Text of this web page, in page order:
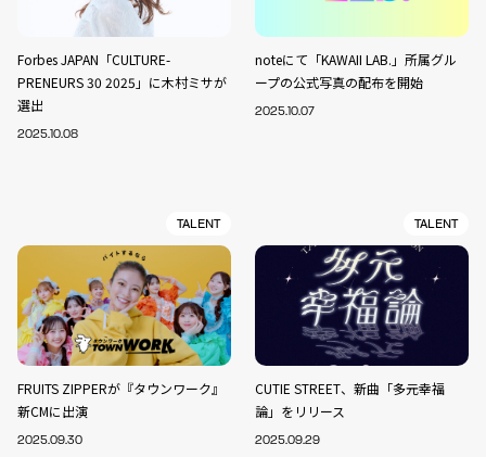
Forbes JAPAN「CULTURE-
PRENEURS 30 2025」に木村ミサが
選出
2025.10.08
noteにて「KAWAII LAB.」所属グル
ープの公式写真の配布を開始
2025.10.07
TALENT
FRUITS ZIPPERが『タウンワーク』
新CMに出演
2025.09.30
TALENT
CUTIE STREET、新曲「多元幸福
論」をリリース
2025.09.29